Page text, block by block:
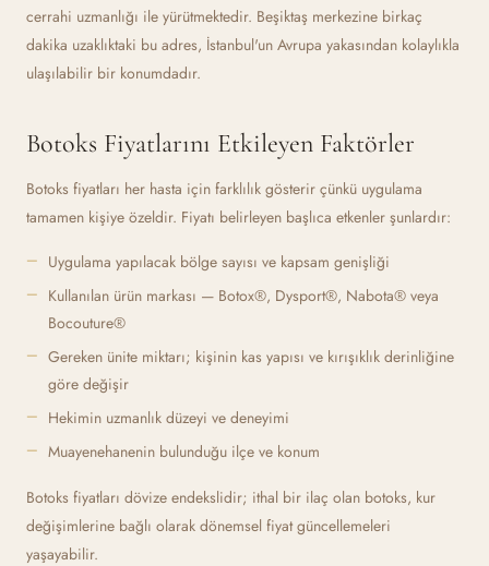
cerrahi uzmanlığı ile yürütmektedir. Beşiktaş merkezine birkaç
dakika uzaklıktaki bu adres, İstanbul'un Avrupa yakasından kolaylıkla
ulaşılabilir bir konumdadır.
Botoks Fiyatlarını Etkileyen Faktörler
Botoks fiyatları her hasta için farklılık gösterir çünkü uygulama
tamamen kişiye özeldir. Fiyatı belirleyen başlıca etkenler şunlardır:
Uygulama yapılacak bölge sayısı ve kapsam genişliği
Kullanılan ürün markası — Botox®, Dysport®, Nabota® veya
Bocouture®
Gereken ünite miktarı; kişinin kas yapısı ve kırışıklık derinliğine
göre değişir
Hekimin uzmanlık düzeyi ve deneyimi
Muayenehanenin bulunduğu ilçe ve konum
Botoks fiyatları dövize endekslidir; ithal bir ilaç olan botoks, kur
değişimlerine bağlı olarak dönemsel fiyat güncellemeleri
yaşayabilir.